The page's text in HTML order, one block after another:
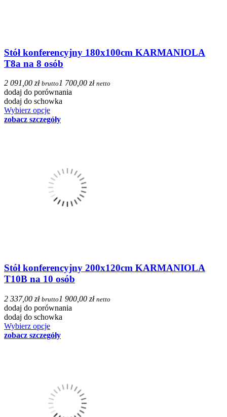
Stół konferencyjny 180x100cm KARMANIOLA
T8a na 8 osób
2 091,00 zł brutto 1 700,00 zł netto
dodaj do porównania
dodaj do schowka
Wybierz opcje
zobacz szczegóły
Stół konferencyjny 200x120cm KARMANIOLA
T10B na 10 osób
2 337,00 zł brutto 1 900,00 zł netto
dodaj do porównania
dodaj do schowka
Wybierz opcje
zobacz szczegóły